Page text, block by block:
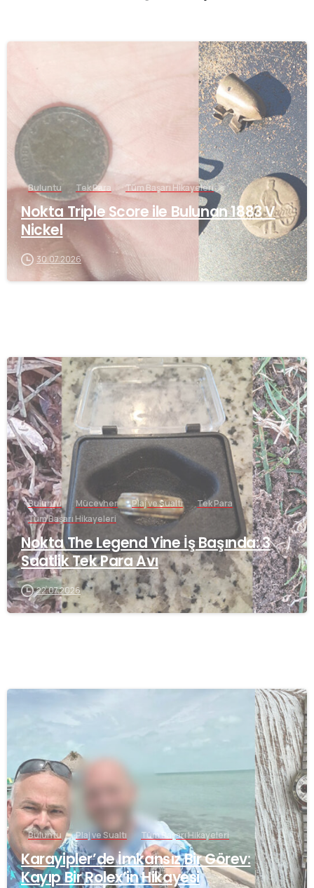
-
Buluntu Tek Para Tüm Başarı Hikayeleri
Nokta Triple Score ile Bulunan 1883 V
Nickel
30.07.2026
-
Buluntu Mücevher Plaj ve Sualtı
Tek Para
Tüm Başarı Hikayeleri
Nokta The Legend Yine İş Başında: 3
Saatlik Tek Para Avı
22.07.2026
-
Buluntu Plaj ve Sualtı Tüm Başarı Hikayeleri
Karayipler’de İmkansız Bir Görev:
Kayıp Bir Rolex’in Hikayesi